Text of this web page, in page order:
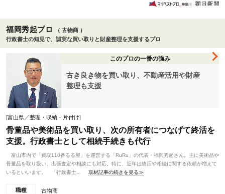
福岡秀起プロ
（ 古物商 ）
行政書士の知見で、誠実な買い取りと財産整理を支援するプロ
このプロの一番の強み
古き良き物を買い取り、不動産活用や財産
整理も支援
[富山県／整理・収納・片付け]
骨董品や美術品を買い取り、次の所有者につなげて終活を
支援。行政書士として相続手続きも代行
富山市内で「買取110番るる屋」を運営する「RuRu」の代表・福岡秀起さん。主に美術品や
骨董品を取り扱い、出張査定や相談にも対応。特に、近年は終活や相続に関する依頼が増えて
いるといいます。 「行政書士...
取材記事の続きを見る≫
職種 古物商